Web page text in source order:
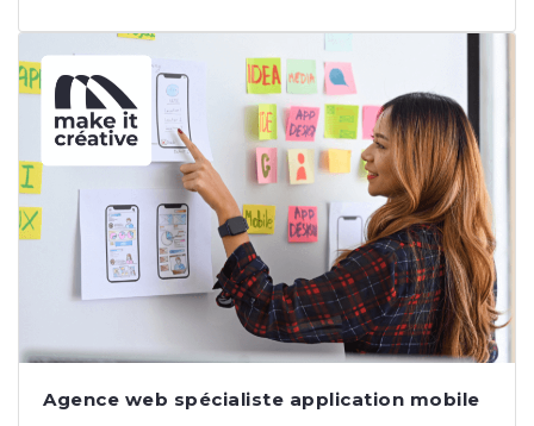
Agence web spécialiste application mobile